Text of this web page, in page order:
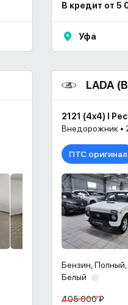
В кредит от 5
Уфа
LADA
2121 (4x4) I
Внедорожник •
ПТС оригинал
Бензин, Полный,
Белый
405 000 ₽